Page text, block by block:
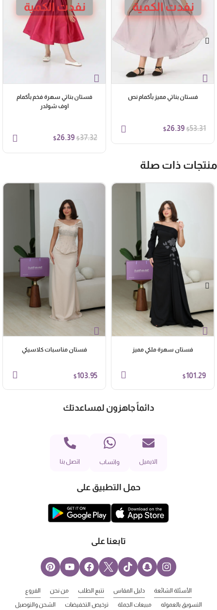
نفدت الكمية
فستان بناتي مميز بأكمام نص
$53.31
$26.39
نفدت الكمية
فستان بناتي سهرة فخم بأكمام
اوف شولدر
$37.32
$26.39
ذات صلة
فستان سهرة ملكي مميز
$101.29
فستان مناسبات كلاسيكي
$103.95
دائماً جاهزون لمساعدتك
الايميل واتساب اتصل بنا
حمل التطبيق على
تابعنا على
الأسئلة الشائعة دليل المقاس تتبع الطلب من نحن الفروع
التسويق بالعموله مبيعات الجملة ترخيص التخفيضات الشحن والتوصيل